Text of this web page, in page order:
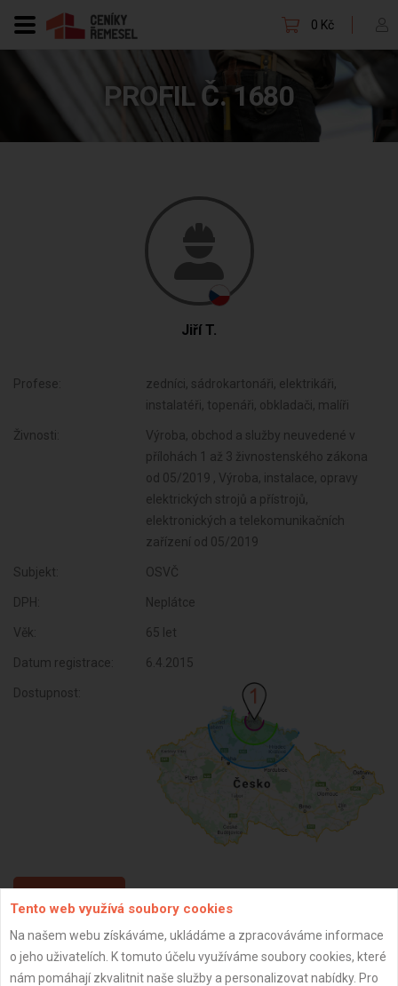
0 Kč
PROFIL Č. 1680
Jiří T.
Profese:
zedníci, sádrokartonáři, elektrikáři,
instalatéři, topenáři, obkladači, malíři
Živnosti:
Výroba, obchod a služby neuvedené v
přílohách 1 až 3 živnostenského zákona
od 05/2019 , Výroba, instalace, opravy
elektrických strojů a přístrojů,
elektronických a telekomunikačních
zařízení od 05/2019
Subjekt: OSVČ
DPH: Neplátce
Věk: 65 let
Datum registrace: 6.4.2015
Dostupnost:
ZPĚT
Aktualizováno z portálu ARES dne 31.12.2023 21:15:08
Tento web využívá soubory cookies
Na našem webu získáváme, ukládáme a zpracováváme informace
o jeho uživatelích. K tomuto účelu využíváme soubory cookies, které
nám pomáhají zkvalitnit naše služby a personalizovat nabídky. Pro